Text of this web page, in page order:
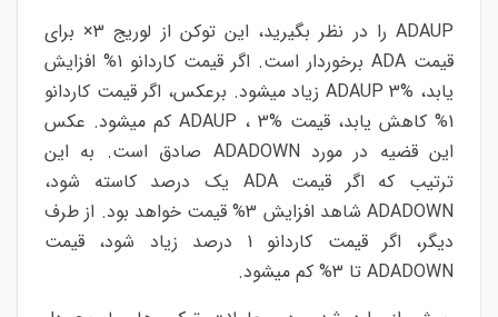
ADAUP را در نظر بگیرید، این توکن از لوریج 3× برای
قیمت ADA برخوردار است. اگر قیمت کاردانو 1% افزایش
یابد، ADAUP 3% زیاد میشود. برعکس، اگر قیمت کاردانو
1% کاهش یابد، قیمت ADAUP ، 3% کم میشود. عکس
این قضیه در مورد ADADOWN صادق است. به این
ترتیب که اگر قیمت ADA یک درصد کاسته شود،
ADADOWN شاهد افزایش 3% قیمت خواهد بود. از طرف
دیگر، اگر قیمت کاردانو 1 درصد زیاد شود، قیمت
ADADOWN تا 3% کم میشود.